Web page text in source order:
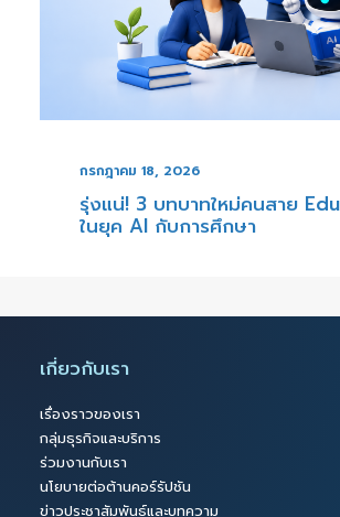
กรกฎาคม 18, 2026
รุ่งแน่! 3 บทบาทใหม่คนสาย
ในยุค AI กับการศึกษา
เกี่ยวกับเรา
เรื่องราวของเรา
กลุ่มธุรกิจและบริการ
ร่วมงานกับเรา
นโยบายต่อต้านคอร์รัปชัน
ข่าวประชาสัมพันธ์และบทความ